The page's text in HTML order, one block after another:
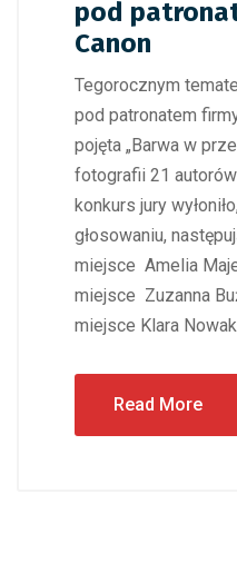
pod
Canon
Tegorocznym
pod patronatem
pojęta „Barwa w
fotografii 21
konkurs jury
głosowaniu,
miejsce Amelia
miejsce Zuzanna
miejsce Klara
Read More